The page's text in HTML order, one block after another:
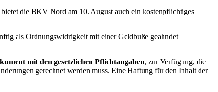
die BKV Nord am 10. August auch ein kostenpflichtiges
als Ordnungswidrigkeit mit einer Geldbuße geahndet
mit den gesetzlichen Pflichtangaben, zur Verfügung, die
gerechnet werden muss. Eine Haftung für den Inhalt der